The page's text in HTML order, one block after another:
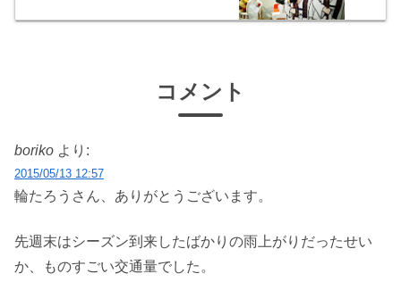
コメント
boriko より:
2015/05/13 12:57
輪たろうさん、ありがとうございます。
先週末はシーズン到来したばかりの雨上がりだったせい
か、ものすごい交通量でした。